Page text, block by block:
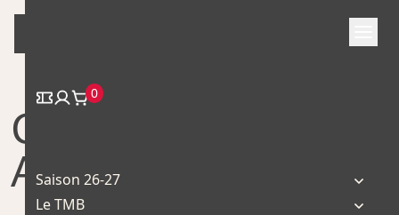
Skip
content
0
Saison 26-27
Le TMB
Collectif Aïe Aïe
Aïe